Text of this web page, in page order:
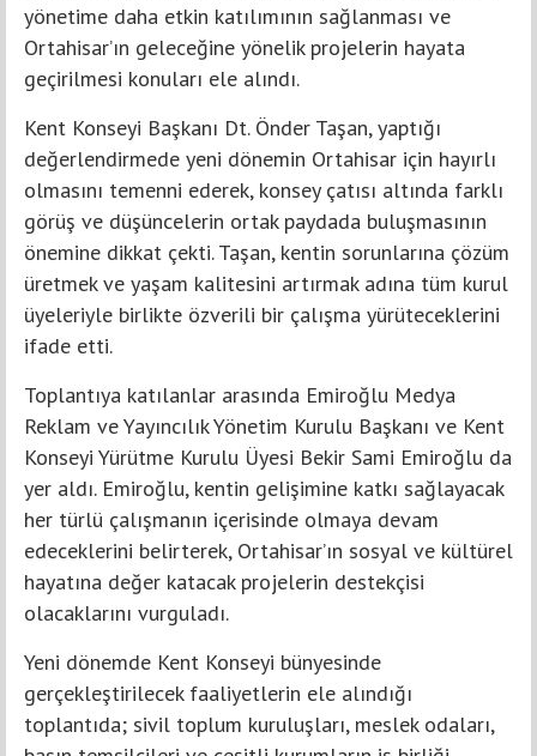
yönetime daha etkin katılımının sağlanması ve
Ortahisar’ın geleceğine yönelik projelerin hayata
geçirilmesi konuları ele alındı.
Kent Konseyi Başkanı Dt. Önder Taşan, yaptığı
değerlendirmede yeni dönemin Ortahisar için hayırlı
olmasını temenni ederek, konsey çatısı altında farklı
görüş ve düşüncelerin ortak paydada buluşmasının
önemine dikkat çekti. Taşan, kentin sorunlarına çözüm
üretmek ve yaşam kalitesini artırmak adına tüm kurul
üyeleriyle birlikte özverili bir çalışma yürüteceklerini
ifade etti.
Toplantıya katılanlar arasında Emiroğlu Medya
Reklam ve Yayıncılık Yönetim Kurulu Başkanı ve Kent
Konseyi Yürütme Kurulu Üyesi Bekir Sami Emiroğlu da
yer aldı. Emiroğlu, kentin gelişimine katkı sağlayacak
her türlü çalışmanın içerisinde olmaya devam
edeceklerini belirterek, Ortahisar’ın sosyal ve kültürel
hayatına değer katacak projelerin destekçisi
olacaklarını vurguladı.
Yeni dönemde Kent Konseyi bünyesinde
gerçekleştirilecek faaliyetlerin ele alındığı
toplantıda; sivil toplum kuruluşları, meslek odaları,